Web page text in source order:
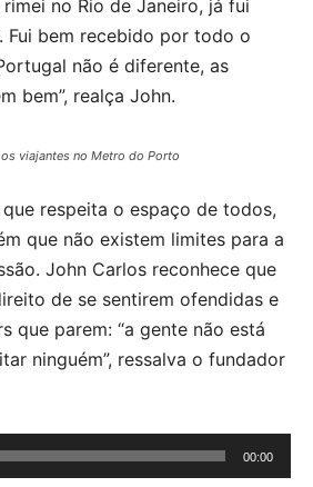
no Rio de Janeiro, já fui
Fui bem recebido por todo o
não é diferente, as
bem”, realça John.
viajantes no Metro do Porto
respeita o espaço de todos,
que não existem limites para a
John Carlos reconhece que
de se sentirem ofendidas e
que parem: “a gente não está
ninguém”, ressalva o fundador
00:00